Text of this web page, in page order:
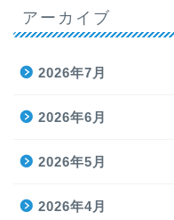
アーカイブ
2026年7月
2026年6月
2026年5月
2026年4月